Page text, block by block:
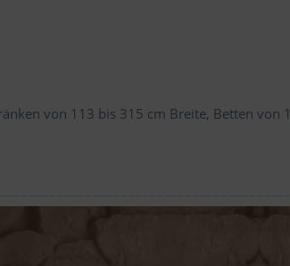
von 113 bis 315 cm Breite, Betten von